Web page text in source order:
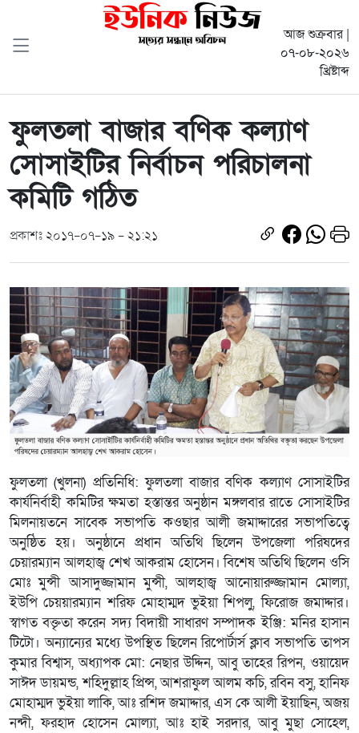
আজ শুক্রবার |
০৭-০৮-২০২৬
খ্রিষ্টাব্দ
ফুলতলা বাজার বণিক কল্যাণ
সোসাইটির নির্বাচন পরিচালনা
কমিটি গঠিত
প্রকাশঃ ২০১৭-০৭-১৯ - ২১:২১
ফুলতলা (খুলনা) প্রতিনিধি: ফুলতলা বাজার বণিক কল্যাণ সোসাইটির
কার্যনির্বাহী কমিটির ক্ষমতা হস্তান্তর অনুষ্ঠান মঙ্গলবার রাতে সোসাইটির
মিলনায়তনে সাবেক সভাপতি কওছার আলী জমাদ্দারের সভাপতিত্বে
অনুষ্ঠিত হয়। অনুষ্ঠানে প্রধান অতিথি ছিলেন উপজেলা পরিষদের
চেয়ারম্যান আলহাজ্ব শেখ আকরাম হোসেন। বিশেষ অতিথি ছিলেন ওসি
মোঃ মুন্সী আসাদুজ্জামান মুন্সী, আলহাজ্ব আনোয়ারুজ্জামান মোল্যা,
ইউপি চেয়য়ারম্যান শরিফ মোহাম্মদ ভুইয়া শিপলু, ফিরোজ জমাদ্দার।
স্বাগত বক্তৃতা করেন সদ্য বিদায়ী সাধারণ সম্পাদক ইঞ্জি: মনির হাসান
টিটো। অন্যান্যের মধ্যে উপস্থিত ছিলেন রিপোর্টার্স ক্লাব সভাপতি তাপস
কুমার বিশ্বাস, অধ্যাপক মো: নেছার উদ্দিন, আবু তাহের রিপন, ওয়ায়েদ
সাঈদ ডায়মন্ড, শহিদুল্লাহ প্রিন্স, আশরাফুল আলম কচি, রবিন বসু, হানিফ
মোহাম্মদ ভুইয়া লাকি, আঃ রশিদ জমাদ্দার, এস কে আলী ইয়াছিন, অজয়
নন্দী, ফরহাদ হোসেন মোল্যা, আঃ হাই সরদার, আবু মুছা সোহেল,